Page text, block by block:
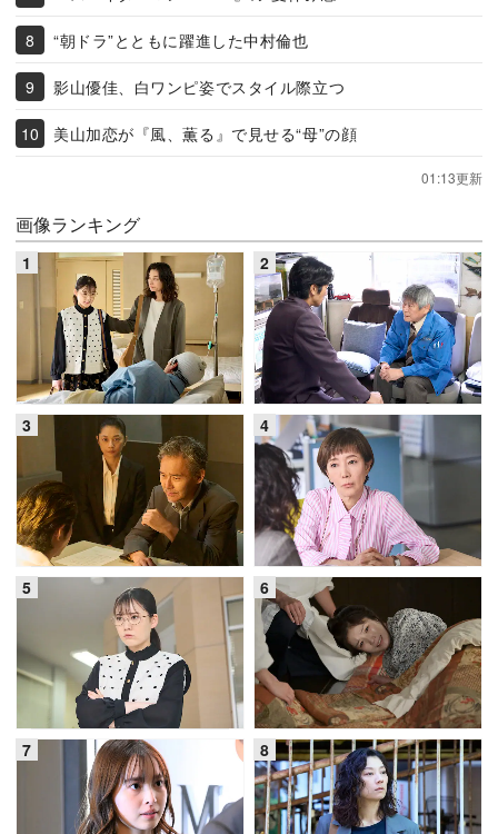
“朝ドラ”とともに躍進した中村倫也
影山優佳、白ワンピ姿でスタイル際立つ
美山加恋が『風、薫る』で見せる“母”の顔
01:13更新
画像ランキング